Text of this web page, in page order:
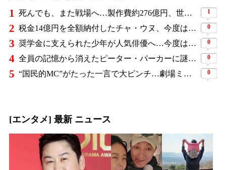
1 死んでも、また戦場へ…製作費約276億円、世界興収584億円のSF大作『オール・ユー・ニード・イズ・キル』がついに配信 1
2 税金14億円を全額納付したチャ・ウヌ、今度は軍服姿で登場…鍛え上げた上半身に驚きの声 0
3 奨学金に支えられた少年が人気俳優へ…今度は子どもたちに総額5,000万円を寄付 0
4 全員の記憶から消えたピーター・パーカーに謎の敵と制御不能の新能力…『スパイダーマン：ブランド・ニュー・デイ』に期待爆発 0
5 “国民的MC”がたった一言で大ピンチ…劇場ミュージカルを巡る発言に批判続出、ついに長文で謝罪 0
[エンタメ] 最新 ニュース